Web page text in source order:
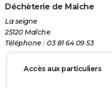
Déchèterie de Maîche
La seigne
25120 Maîche
Téléphone : 03 81 64 09 53
Accès aux particuliers